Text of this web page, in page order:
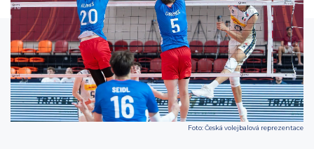
Foto: Česká volejbalová reprezentace